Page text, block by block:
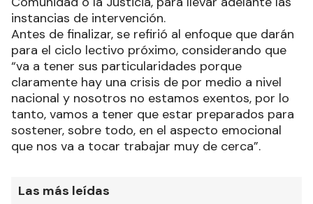
instancias de intervención.
Antes de finalizar, se refirió al enfoque que darán
para el ciclo lectivo próximo, considerando que
“va a tener sus particularidades porque
claramente hay una crisis de por medio a nivel
nacional y nosotros no estamos exentos, por lo
tanto, vamos a tener que estar preparados para
sostener, sobre todo, en el aspecto emocional
que nos va a tocar trabajar muy de cerca”.
Las más leídas